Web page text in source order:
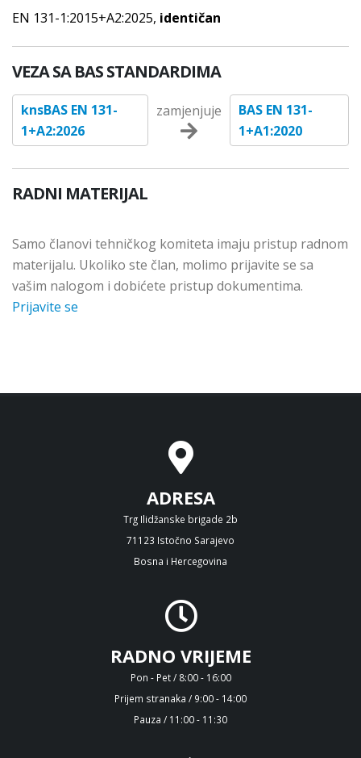
EN 131-1:2015+A2:2025, identičan
VEZA SA BAS STANDARDIMA
knsBAS EN 131-
1+A2:2026
zamjenjuje
BAS EN 131-
1+A1:2020
RADNI MATERIJAL
Samo članovi tehničkog komiteta imaju pristup radnom
materijalu. Ukoliko ste član, molimo prijavite se sa
vašim nalogom i dobićete pristup dokumentima.
Prijavite se
ADRESA
Trg Ilidžanske brigade 2b
71123 Istočno Sarajevo
Bosna i Hercegovina
RADNO VRIJEME
Pon - Pet / 8:00 - 16:00
Prijem stranaka / 9:00 - 14:00
Pauza / 11:00 - 11:30